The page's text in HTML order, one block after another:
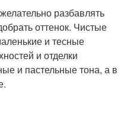
разбавлять
оттенок. Чистые
и тесные
и отделки
и пастельные тона, а в